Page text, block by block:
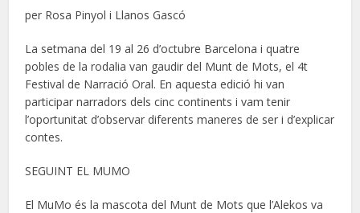
per Rosa Pinyol i Llanos Gascó
La setmana del 19 al 26 d’octubre Barcelona i quatre
pobles de la rodalia van gaudir del Munt de Mots, el 4t
Festival de Narració Oral. En aquesta edició hi van
participar narradors dels cinc continents i vam tenir
l’oportunitat d’observar diferents maneres de ser i d’explicar
contes.
SEGUINT EL MUMO
El MuMo és la mascota del Munt de Mots que l’Alekos va